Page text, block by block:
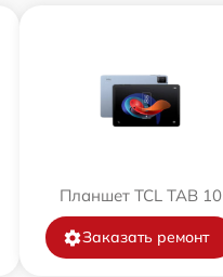
Планшет TCL TAB 10
Заказать ремонт